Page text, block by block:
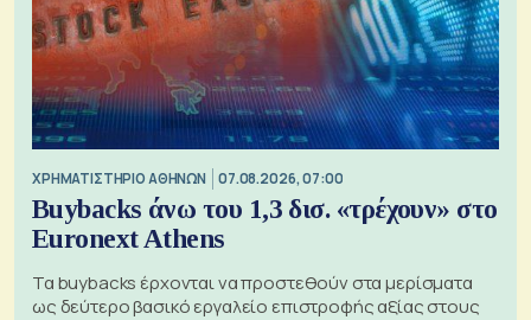
XΡΗΜΑΤΙΣΤΗΡΙΟ ΑΘΗΝΩΝ 07.08.2026, 07:00
Buybacks άνω του 1,3 δισ. «τρέχουν» στο
Euronext Athens
Τα buybacks έρχονται να προστεθούν στα μερίσματα
ως δεύτερο βασικό εργαλείο επιστροφής αξίας στους